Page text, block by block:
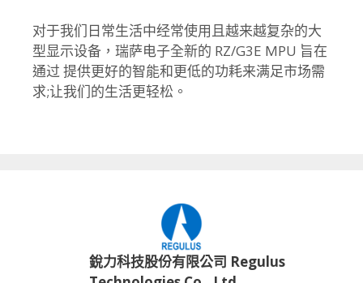
对于我们日常生活中经常使用且越来越复杂的大
型显示设备，瑞萨电子全新的 RZ/G3E MPU 旨在
通过 提供更好的智能和更低的功耗来满足市场需
求;让我们的生活更轻松。
銳力科技股份有限公司 Regulus